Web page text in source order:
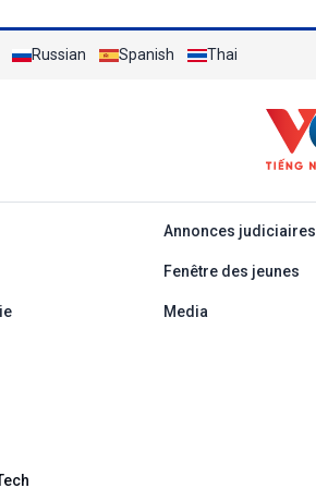
Russian Spanish Thai
Annonces judiciaires
Fenêtre des jeunes
Media